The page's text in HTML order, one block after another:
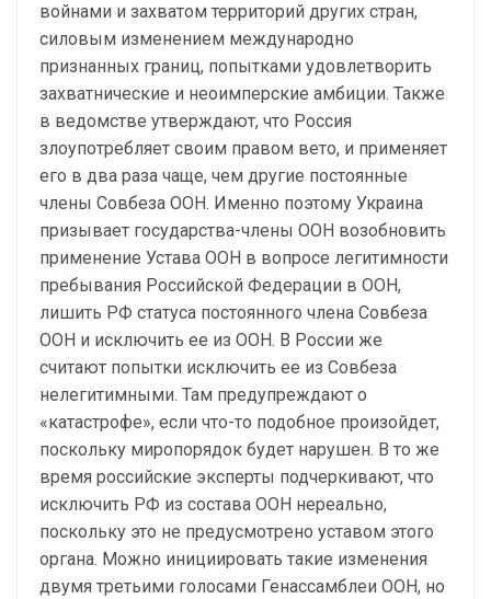
войнами и захватом территорий других стран,
силовым изменением международно
признанных границ, попытками удовлетворить
захватнические и неоимперские амбиции. Также
в ведомстве утверждают, что Россия
злоупотребляет своим правом вето, и применяет
его в два раза чаще, чем другие постоянные
члены Совбеза ООН. Именно поэтому Украина
призывает государства-члены ООН возобновить
применение Устава ООН в вопросе легитимности
пребывания Российской Федерации в ООН,
лишить РФ статуса постоянного члена Совбеза
ООН и исключить ее из ООН. В России же
считают попытки исключить ее из Совбеза
нелегитимными. Там предупреждают о
«катастрофе», если что-то подобное произойдет,
поскольку миропорядок будет нарушен. В то же
время российские эксперты подчеркивают, что
исключить РФ из состава ООН нереально,
поскольку это не предусмотрено уставом этого
органа. Можно инициировать такие изменения
двумя третьими голосами Генассамблеи ООН, но